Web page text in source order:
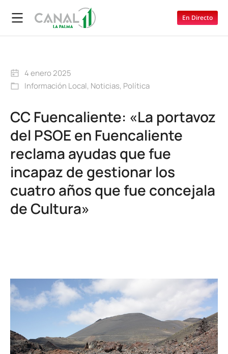
En Directo
4 enero 2025
Información Local, Noticias, Política
CC Fuencaliente: «La portavoz
del PSOE en Fuencaliente
reclama ayudas que fue
incapaz de gestionar los
cuatro años que fue concejala
de Cultura»